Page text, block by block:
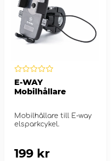
E-WAY
Mobilhållare
Mobilhållare till E-way
elsparkcykel.
199 kr